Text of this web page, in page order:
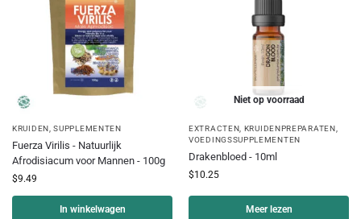
KRUIDEN ,SUPPLEMENTEN
Fuerza Virilis - Natuurlijk
Afrodisiacum voor Mannen - 100g
$9.49
In winkelwagen
Niet op voorraad
EXTRACTEN KRUIDENPREPARATEN
VOEDINGSSUPPLEMENTEN
Drakenbloed - 10ml
$10.25
Meer lezen